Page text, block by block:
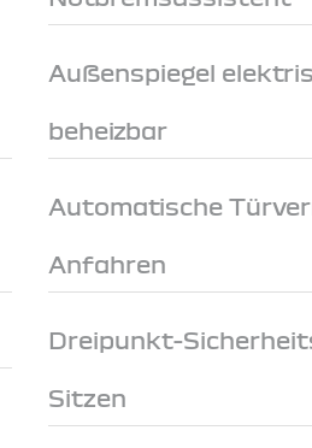
Außenspiegel
beheizbar
Automatische
Anfahren
Dreipunkt-
Sitzen